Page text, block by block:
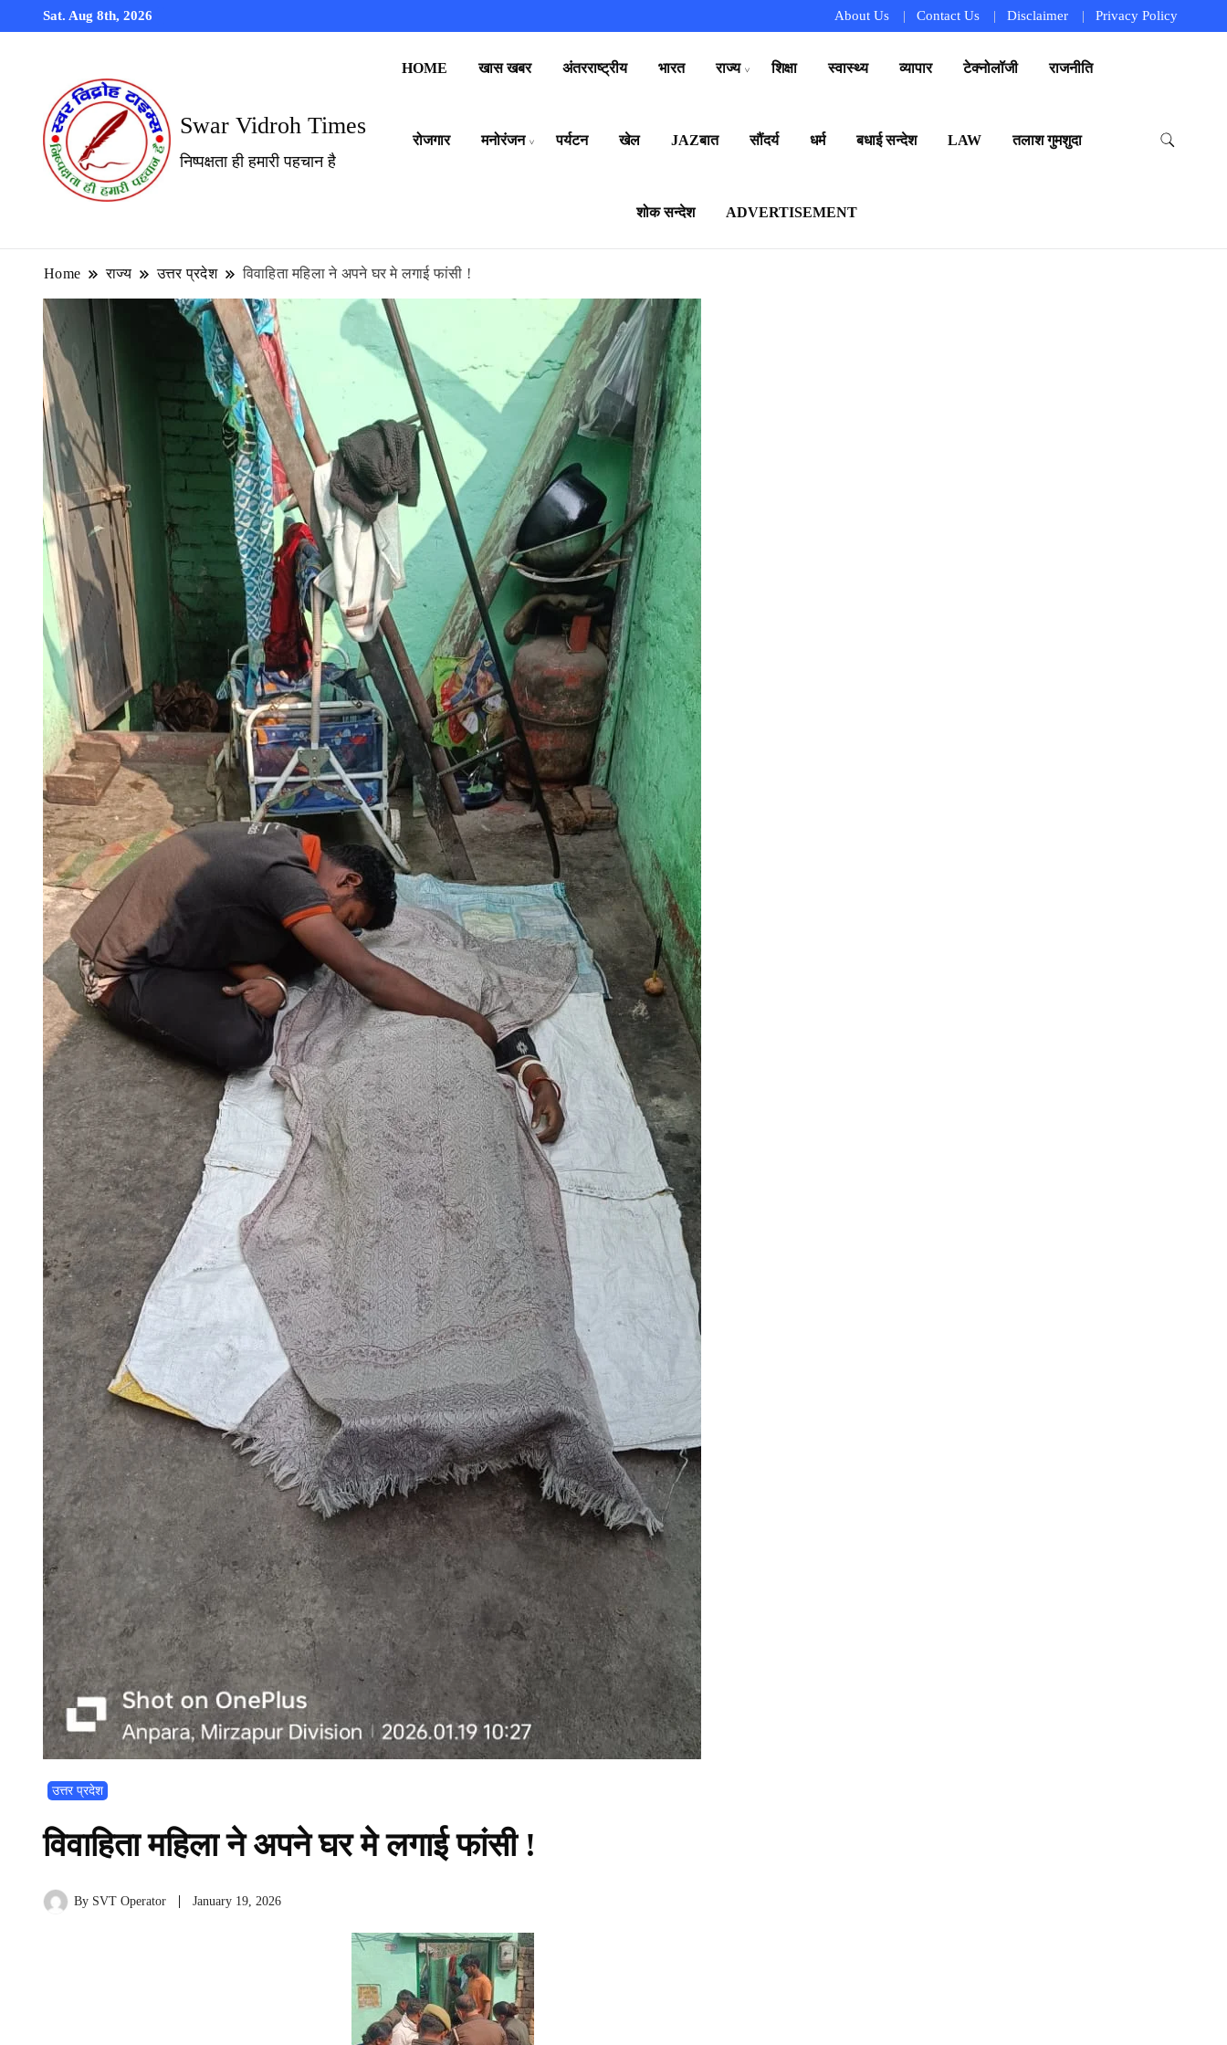
Sat. Aug 8th, 2026 About Us Contact Us Disclaimer Privacy Policy
Swar Vidroh Times
निष्पक्षता ही हमारी पहचान है
HOME खास खबर अंतरराष्ट्रीय भारत राज्य शिक्षा स्वास्थ्य व्यापार टेक्नोलॉजी राजनीति
रोजगार मनोरंजन पर्यटन खेल JAZबात सौंदर्य धर्म बधाई सन्देश LAW तलाश गुमशुदा
शोक सन्देश ADVERTISEMENT
Home राज्य उत्तर प्रदेश विवाहिता महिला ने अपने घर मे लगाई फांसी !
उत्तर प्रदेश
विवाहिता महिला ने अपने घर मे लगाई फांसी !
By SVT Operator January 19, 2026